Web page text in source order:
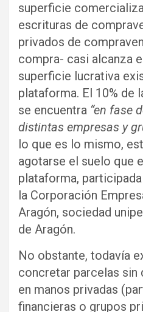
superficie
escrituras de
privados de
compra- casi alcanza
superficie lucrativa
plataforma. El 10% de
se encuentra “en fase
distintas empresas y
lo que es lo mismo,
agotarse el suelo que
plataforma,
la Corporación
Aragón, sociedad
de Aragón.
No obstante, todavía
concretar parcelas sin
en manos privadas
financieras o grupos